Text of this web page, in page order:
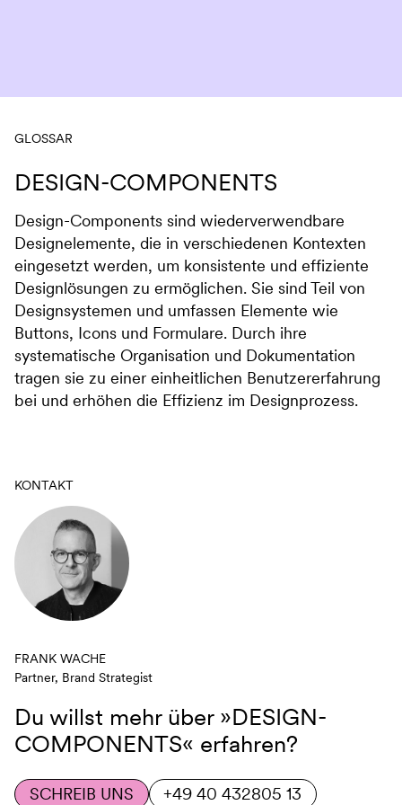
GLOSSAR
DESIGN-COMPONENTS
Design-Components sind wiederverwendbare
Designelemente, die in verschiedenen Kontexten
eingesetzt werden, um konsistente und effiziente
Designlösungen zu ermöglichen. Sie sind Teil von
Designsystemen und umfassen Elemente wie
Buttons, Icons und Formulare. Durch ihre
systematische Organisation und Dokumentation
tragen sie zu einer einheitlichen Benutzererfahrung
bei und erhöhen die Effizienz im Designprozess.
KONTAKT
FRANK WACHE
Partner, Brand Strategist
Du willst mehr über »DESIGN-
COMPONENTS« erfahren?
SCHREIB UNS +49 40 432805 13